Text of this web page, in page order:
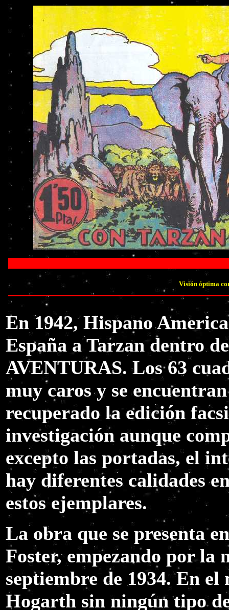
Visión óptima
En 1942, Hispano
España a Tarzan dentro
AVENTURAS. Los 63
muy caros y se
recuperado la edición
investigación aunque
excepto las portadas, el
hay diferentes calidades
estos ejemplares.
La obra que se presenta
Foster, empezando por la
septiembre de 1934. En el
Hogarth sin ningún tipo